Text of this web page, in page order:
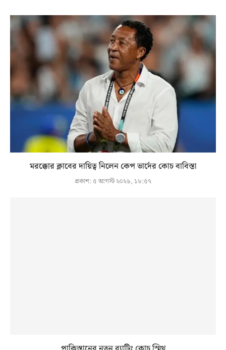
মরক্কোর ক্লাবের দায়িত্ব নিলেন কেপ ভার্দের কোচ বাবিস্তা
প্রকাশ: ৫ আগস্ট ২০২৬, ১৮:৫৭